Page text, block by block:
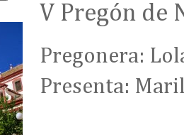
V Pregón de
Pregonera:
Presenta: